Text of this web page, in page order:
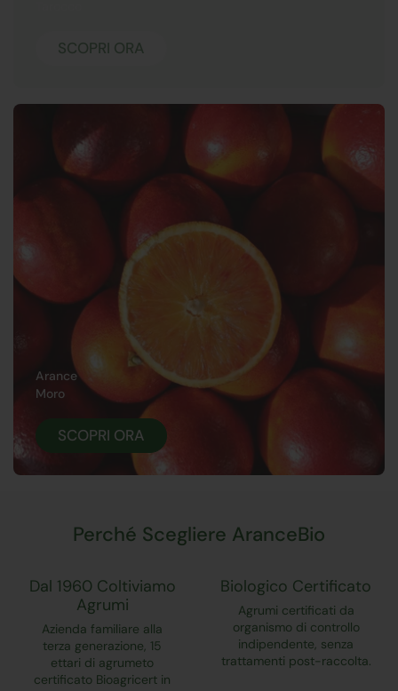
SCOPRI ORA
Arance
Moro
SCOPRI ORA
Perché Scegliere AranceBio
Dal 1960 Coltiviamo
Agrumi
Azienda familiare alla
terza generazione, 15
ettari di agrumeto
certificato Bioagricert in
Biologico Certificato
Agrumi certificati da
organismo di controllo
indipendente, senza
trattamenti post-raccolta.